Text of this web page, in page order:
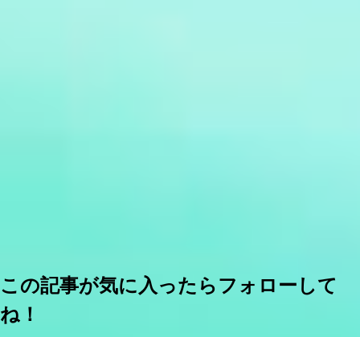
この記事が気に入ったらフォローして
ね！